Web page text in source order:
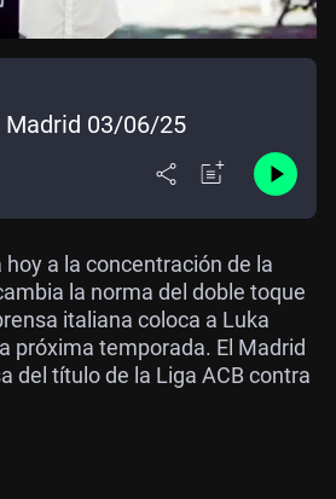
Madrid 03/06/25
a la concentración de la
la norma del doble toque
italiana coloca a Luka
próxima temporada. El Madrid
del título de la Liga ACB contra